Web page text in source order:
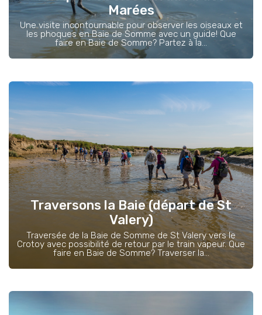
Marées
Une visite incontournable pour observer les oiseaux et
les phoques en Baie de Somme avec un guide! Que
faire en Baie de Somme? Partez à la...
Traversons la Baie (départ de St
Valery)
Traversée de la Baie de Somme de St Valery vers le
Crotoy avec possibilité de retour par le train vapeur. Que
faire en Baie de Somme? Traverser la...